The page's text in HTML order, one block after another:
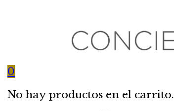
0
No hay productos en el carrito.